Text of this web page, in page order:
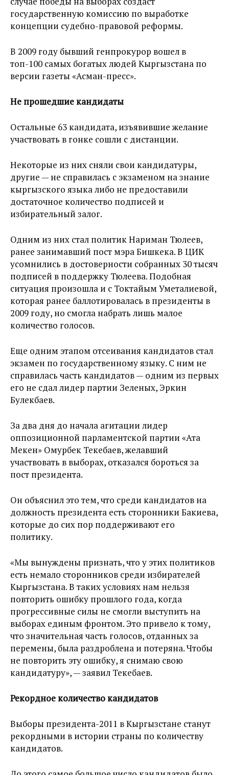
государственную комиссию по выработке
концепции судебно-правовой реформы.
В 2009 году бывший генпрокурор вошел в
топ-100 самых богатых людей Кыргызстана по
версии газеты «Асман-пресс».
Не прошедшие кандидаты
Остальные 63 кандидата, изъявившие желание
участвовать в гонке сошли с дистанции.
Некоторые из них сняли свои кандидатуры,
другие — не справилась с экзаменом на знание
кыргызского языка либо не предоставили
достаточное количество подписей и
избирательный залог.
Одним из них стал политик Нариман Тюлеев,
ранее занимавший пост мэра Бишкека. В ЦИК
усомнились в достоверности собранных 30 тысяч
подписей в поддержку Тюлеева. Подобная
ситуация произошла и с Токтайым Уметалиевой,
которая ранее баллотировалась в президенты в
2009 году, но смогла набрать лишь малое
количество голосов.
Еще одним этапом отсеивания кандидатов стал
экзамен по государственному языку. С ним не
справилась часть кандидатов — одним из первых
его не сдал лидер партии Зеленых, Эркин
Булекбаев.
За два дня до начала агитации лидер
оппозиционной парламентской партии «Ата
Мекен» Омурбек Текебаев, желавший
участвовать в выборах, отказался бороться за
пост президента.
Он объяснил это тем, что среди кандидатов на
должность президента есть сторонники Бакиева,
которые до сих пор поддерживают его
политику.
«Мы вынуждены признать, что у этих политиков
есть немало сторонников среди избирателей
Кыргызстана. В таких условиях нам нельзя
повторить ошибку прошлого года, когда
прогрессивные силы не смогли выступить на
выборах единым фронтом. Это привело к тому,
что значительная часть голосов, отданных за
перемены, была раздроблена и потеряна. Чтобы
не повторить эту ошибку, я снимаю свою
кандидатуру», — заявил Текебаев.
Рекордное количество кандидатов
Выборы президента-2011 в Кыргызстане станут
рекордными в истории страны по количеству
кандидатов.